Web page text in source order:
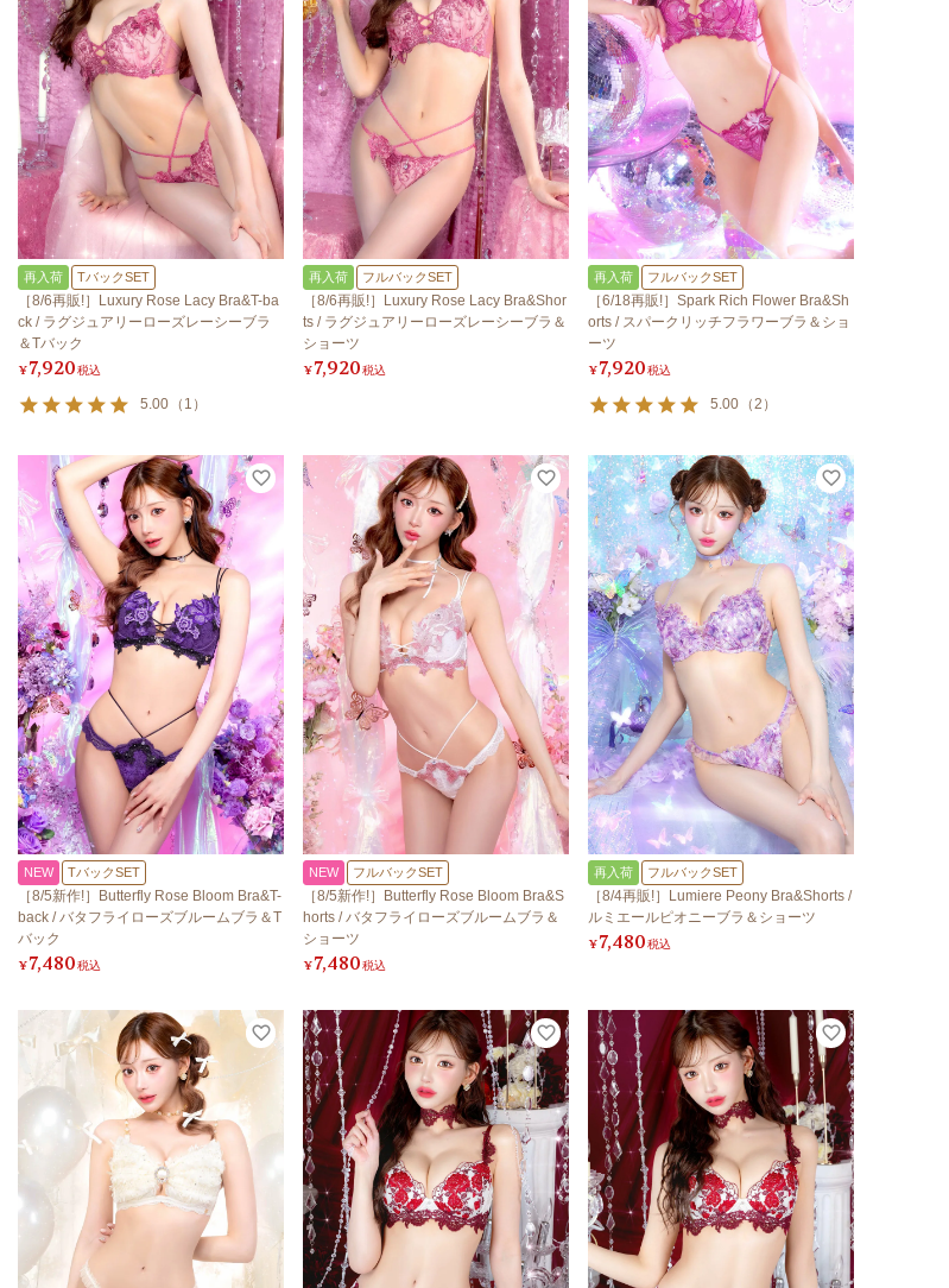
再入荷 TバックSET
［8/6再販!］Luxury Rose Lacy Bra&T-ba
ck / ラグジュアリーローズレーシーブラ
＆Tバック
¥7,920税込
5.00 （ 1 ）
再入荷 フルバックSET
［8/6再販!］Luxury Rose Lacy Bra&Shor
ts / ラグジュアリーローズレーシーブラ＆
ショーツ
¥7,920税込
再入荷 フルバックSET
［6/18再販!］Spark Rich Flower Bra&Sh
orts / スパークリッチフラワーブラ＆ショ
ーツ
¥7,920税込
5.00 （2 ）
NEW TバックSET
［8/5新作!］Butterfly Rose Bloom Bra&T-
back / バタフライローズブルームブラ＆T
バック
¥7,480税込
NEW フルバックSET
［8/5新作!］Butterfly Rose Bloom Bra&S
horts / バタフライローズブルームブラ＆
ショーツ
¥7,480税込
再入荷 フルバックSET
［8/4再販!］Lumiere Peony Bra&Shorts /
ルミエールピオニーブラ＆ショーツ
¥7,480税込